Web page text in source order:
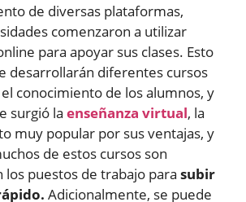
de diversas plataformas,
comenzaron a utilizar
para apoyar sus clases. Esto
desarrollarán diferentes cursos
conocimiento de los alumnos, y
surgió la enseñanza virtual, la
muy popular por sus ventajas, y
de estos cursos son
los puestos de trabajo para subir
Adicionalmente, se puede